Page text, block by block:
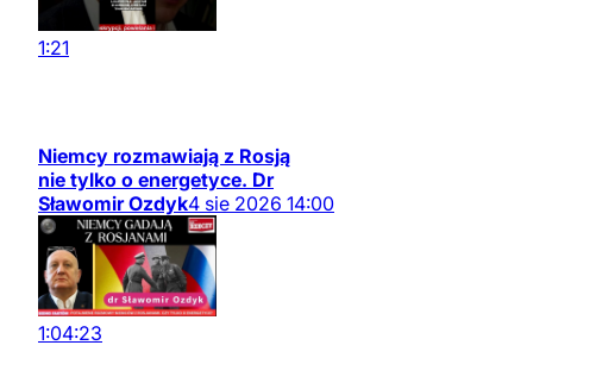
1:21
Niemcy rozmawiają z Rosją
nie tylko o energetyce. Dr
Sławomir Ozdyk4 sie 2026 14:00
1:04:23